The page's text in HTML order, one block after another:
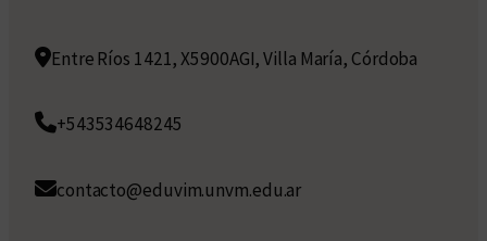
Entre Ríos 1421, X5900AGI, Villa María, Córdoba
+543534648245
contacto@eduvim.unvm.edu.ar